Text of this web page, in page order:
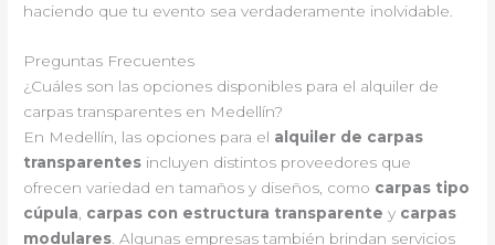
haciendo que tu evento sea verdaderamente inolvidable.
Preguntas Frecuentes
¿Cuáles son las opciones disponibles para el alquiler de
carpas transparentes en Medellín?
En Medellín, las opciones para el alquiler de carpas
transparentes incluyen distintos proveedores que
ofrecen variedad en tamaños y diseños, como carpas tipo
cúpula carpas con estructura transparente y carpas
modulares . Algunas empresas también brindan servicios